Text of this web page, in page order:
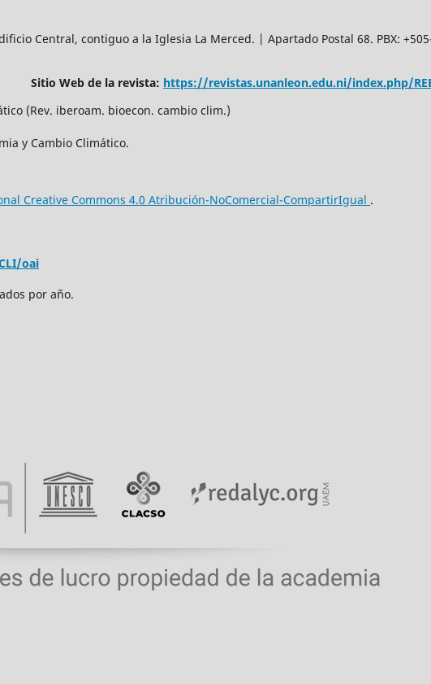
Central, contiguo a la Iglesia La Merced. | Apartado Postal 68. PBX:
Web de la revista: https://revistas.unanleon.edu.ni/index.php/
(Rev. iberoam. bioecon. cambio clim.)
y Cambio Climático.
Creative Commons 4.0 Atribución-NoComercial-CompartirIgual .
oai
por año.